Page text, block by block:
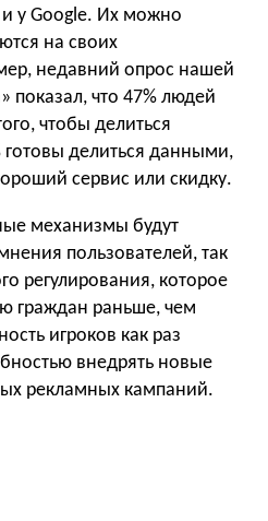
у Google. Их можно
на своих
недавний опрос нашей
показал, что 47% людей
чтобы делиться
делиться данными,
сервис или скидку.
механизмы будут
пользователей, так
регулирования, которое
граждан раньше, чем
игроков как раз
внедрять новые
рекламных кампаний.